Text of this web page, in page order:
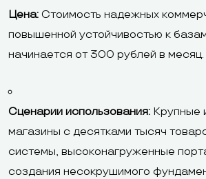
Цена: Стоимость надежных
повышенной устойчивостью к
начинается от 300 рублей в месяц.
Сценарии использования: Крупные
магазины с десятками тысяч
системы, высоконагруженные
создания несокрушимого